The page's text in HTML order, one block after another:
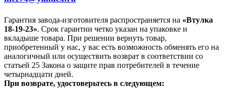
Гарантия завода-изготовителя распространяется на «Втулка
18-19-23». Срок гарантии четко указан на упаковке и
вкладыше товара. При решении вернуть товар,
приобретенный у нас, у вас есть возможность обменять его на
аналогичный или осуществить возврат в соответствии со
статьей 25 Закона о защите прав потребителей в течение
четырнадцати дней.
При возврате, удостоверьтесь в следующем: